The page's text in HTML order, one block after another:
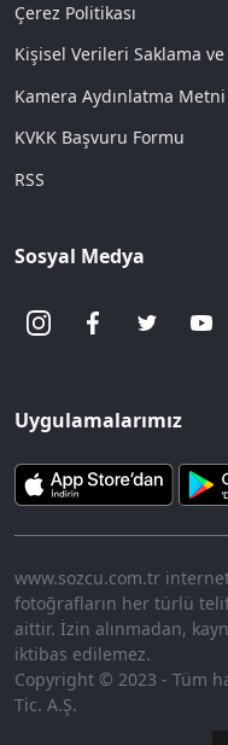
Çerez Politikası
Kişisel Verileri Saklama
Kamera Aydınlatma Metni
KVKK Başvuru Formu
RSS
Sosyal Medya
Uygulamalarımız
www.sozcu.com.tr
fotoğrafların her türlü telif
aittir. İzin alınmadan,
iktibas edilemez.
Copyright © 2023 - Tüm
Tic. A.Ş.